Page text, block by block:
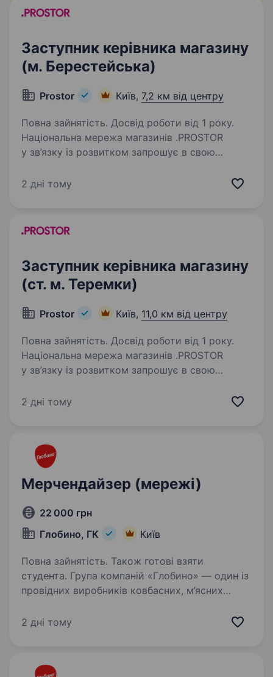
Заступник керівника магазину
(м. Берестейська)
Prostor Київ, 7,2 км від центру
Повна зайнятість. Досвід роботи від 1 року.
Національна мережа магазинів .PROSTOR
у зв’язку із розвитком запрошує в свою
Київ досвід роботи на аналогічній посаді або
2 дні тому
Заступник керівника магазину
(ст. м. Теремки)
Prostor Київ, 11,0 км від центру
Повна зайнятість. Досвід роботи від 1 року.
Національна мережа магазинів .PROSTOR
у зв’язку із розвитком запрошує в свою
Київ, м. Теремки, пр-т. Академіка Глушкова
2 дні тому
Мерчендайзер (мережі)
22 000 грн
Глобино, ГК
Київ
Повна зайнятість. Також готові взяти
студента. Група компаній «Глобино» — один із
провідних виробників ковбасних, м’ясних
довіряють мільйони споживачів.
2 дні тому